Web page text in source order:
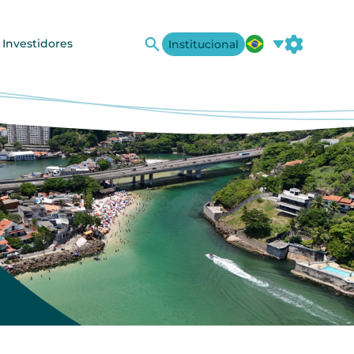
Investidores Institucional
A+ A-